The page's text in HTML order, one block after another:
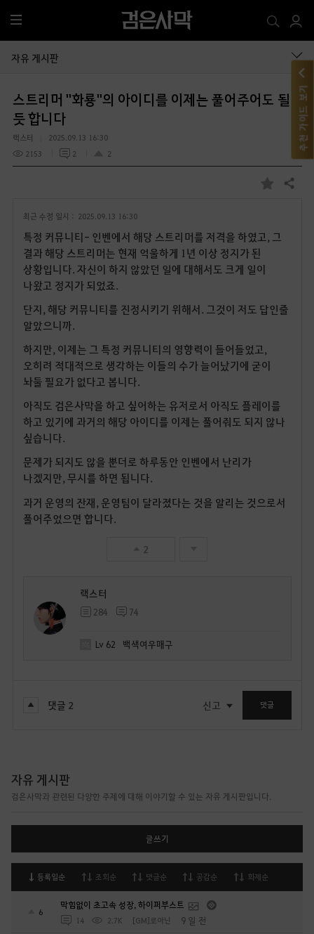
전
체
메
자유 게시판
스트리머 "화룡"의 아이디를 이제는 풀어주어도 될
듯 합니다
랙스터
2025.09.13 16:30
2153
2 2
즐
기
공유하기
최근 수정 일시 : 2025.09.13 16:30
특정 커뮤니티- 인벤에서 해당 스트리머를 저격을 하였고, 그
결과 해당 스트리머는 현재 억울하게 1년 이상 정지가 된
상황입니다. 자신이 하지 않았던 일에 대해서도 크게 일이
나왔고 정지가 되었죠.
단지, 해당 커뮤니티를 진정시키기 위해서. 그것이 저도 답인줄
알았으니까.
하지만, 이제는 그 특정 커뮤니티의 영향력이 들어들었고,
오히려 적대적으로 생각하는 이들의 수가 늘어났기에 굳이
놔둘 필요가 없다고 봅니다.
아직도 검은사막을 하고 싶어하는 유저로서 아직도 플레이를
하고 있기에 과거의 해당 아이디를 이제는 풀어줘도 되지 않나
싶습니다.
문제가 되지도 않을 뿐더로 하루동안 인벤에서 난리가
나겠지만, 무시를 하면 됩니다.
과거 운영의 잔재, 운영팀이 달라졌다는 것을 알리는 것으로서
풀어주었으면 합니다.
2
랙스터
284 74
Lv 62 백색여우매구
댓글 2 신고 댓글
자유 게시판
검은사막과 관련된 다양한 주제에 대해 이야기할 수 있는 자유 게시판입니다.
글쓰기
등록일순 조회순 댓글순 공감순 화제순
6
막힘없이 초고속 성장, 하이퍼부스트
14 2.7K [GM]로아닌 9 일 전
추천 가이드 보기